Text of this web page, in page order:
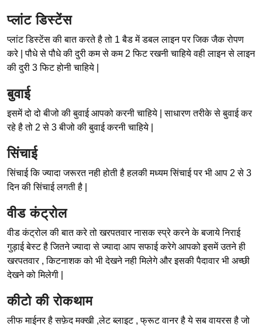
प्लांट डिस्टेंस
प्लांट डिस्टेंस की बात करते है तो 1 बैड में डबल लाइन पर जिक जैक रोपण
करे | पौधे से पौधे की दुरी कम से कम 2 फिट रखनी चाहिये वही लाइन से लाइन
की दुरी 3 फिट होनी चाहिये |
बुवाई
इसमें दो दो बीजो की बुवाई आपको करनी चाहिये | साधारण तरीके से बुवाई कर
रहे है तो 2 से 3 बीजो की बुवाई करनी चाहिये |
सिंचाई
सिंचाई कि ज्यादा जरूरत नही होती है हलकी मध्यम सिंचाई पर भी आप 2 से 3
दिन की सिंचाई लगती है |
वीड कंट्रोल
वीड कंट्रोल की बात करे तो खरपतवार नासक स्प्रे करने के बजाये निराई
गुड़ाई बेस्ट है जितने ज्यादा से ज्यादा आप सफाई करेगे आपको इसमें उतने ही
खरपतवार , किटनाशक को भी देखने नही मिलेगे और इसकी पैदावार भी अच्छी
देखने को मिलेगी |
कीटो की रोकथाम
लीफ माईनर है सफ़ेद मक्खी ,लेट ब्लाइट , फ्रूट वानर है ये सब वायरस है जो